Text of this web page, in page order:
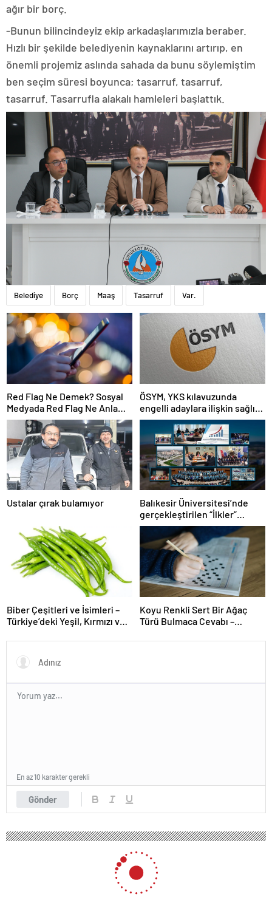
ağır bir borç.
-Bunun bilincindeyiz ekip arkadaşlarımızla beraber.
Hızlı bir şekilde belediyenin kaynaklarını artırıp, en
önemli projemiz aslında sahada da bunu söylemiştim
ben seçim süresi boyunca; tasarruf, tasarruf,
tasarruf. Tasarrufla alakalı hamleleri başlattık.
Belediye Borç Maaş Tasarruf Var.
Red Flag Ne Demek? Sosyal
Medyada Red Flag Ne Anlama
Gelir?
ÖSYM, YKS kılavuzunda
engelli adaylara ilişkin sağlık
şartlarını güncelledi
Ustalar çırak bulamıyor
Balıkesir Üniversitesi’nde
gerçekleştirilen “İlkler”
üniversitenin geleceğini
şekillendiriyor
Biber Çeşitleri ve İsimleri –
Türkiye’deki Yeşil, Kırmızı ve
Koyu Renkli Sert Bir Ağaç
Türü Bulmaca Cevabı –
Bir Ağaç Türü
Gönder
En az 10 karakter gerekli